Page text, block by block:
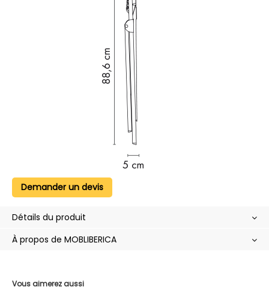
Vous aimerez aussi
Demander un devis
Détails du produit
À propos de MOBLIBERICA